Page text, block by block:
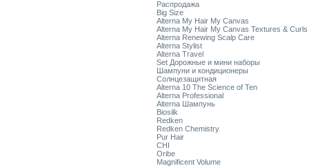
Распродажа
Big Size
Alterna My Hair My Canvas
Alterna My Hair My Canvas Textures & Curls
Alterna Renewing Scalp Care
Alterna Stylist
Alterna Travel
Set Дорожные и мини наборы
Шампуни и кондиционеры
Солнцезащитная
Alterna 10 The Science of Ten
Alterna Professional
Alterna Шампунь
Biosilk
Redken
Redken Chemistry
Pur Hair
CHI
Oribe
Magnificent Volume